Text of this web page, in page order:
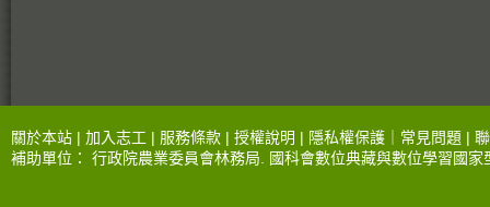
關於本站 | 加入志工 | 服務條款 | 授權說明 | 隱私權保護 常見問題 |
補助單位： 行政院農業委員會林務局 國科會數位典藏與數位學習國家